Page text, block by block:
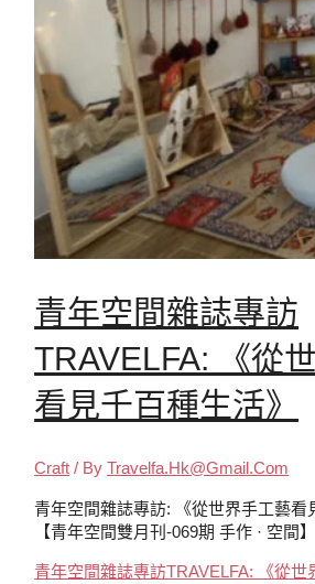
青年空間雜誌專訪
TRAVELFA: 《從
看見千百種生活》
Craft / ByTravelfa.hk@gmail.com
青年空間雜誌專訪: 《從世界手工藝看
【青年空間雙月刊-069期 手作 · 空間
青年空間雜誌專訪TRAVELFA: 《從